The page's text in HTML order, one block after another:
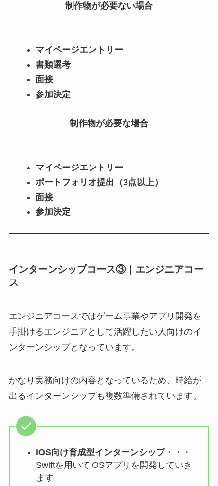
制作物が必要ない場合
マイページエントリー
書類選考
面接
参加決定
制作物が必要な場合
マイページエントリー
ポートフォリオ提出（3点以上）
面接
参加決定
インターンシップコース③｜エンジニアコー
ス
エンジニアコースではゲーム事業やアプリ開発を
手掛けるエンジニアとして活躍したい人向けのイ
ンターンシップとなっています。
かなり実務向けの内容となっているため、 時給が
出るインターンシップも複数準備されています。
iOS向け育成型インターンシップ・・・
Swiftを用いてiOSアプリを開発していき
ます